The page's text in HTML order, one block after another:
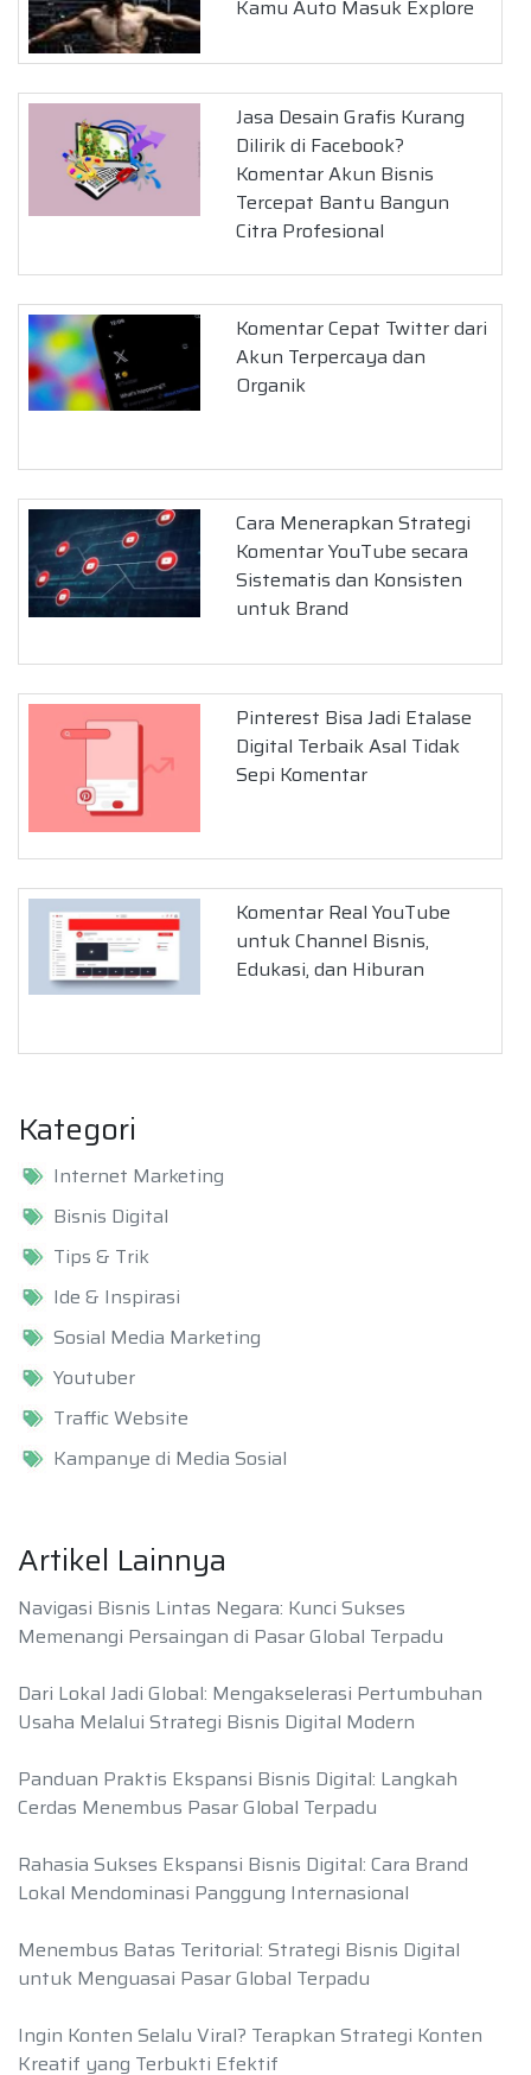
Kamu Auto Masuk Explore
Jasa Desain Grafis Kurang
Dilirik di Facebook?
Komentar Akun Bisnis
Tercepat Bantu Bangun
Citra Profesional
Komentar Cepat Twitter dari
Akun Terpercaya dan
Organik
Cara Menerapkan Strategi
Komentar YouTube secara
Sistematis dan Konsisten
untuk Brand
Pinterest Bisa Jadi Etalase
Digital Terbaik Asal Tidak
Sepi Komentar
Komentar Real YouTube
untuk Channel Bisnis,
Edukasi, dan Hiburan
Kategori
Internet Marketing
Bisnis Digital
Tips & Trik
Ide & Inspirasi
Sosial Media Marketing
Youtuber
Traffic Website
Kampanye di Media Sosial
Artikel Lainnya
Navigasi Bisnis Lintas Negara: Kunci Sukses
Memenangi Persaingan di Pasar Global Terpadu
Dari Lokal Jadi Global: Mengakselerasi Pertumbuhan
Usaha Melalui Strategi Bisnis Digital Modern
Panduan Praktis Ekspansi Bisnis Digital: Langkah
Cerdas Menembus Pasar Global Terpadu
Rahasia Sukses Ekspansi Bisnis Digital: Cara Brand
Lokal Mendominasi Panggung Internasional
Menembus Batas Teritorial: Strategi Bisnis Digital
untuk Menguasai Pasar Global Terpadu
Ingin Konten Selalu Viral? Terapkan Strategi Konten
Kreatif yang Terbukti Efektif